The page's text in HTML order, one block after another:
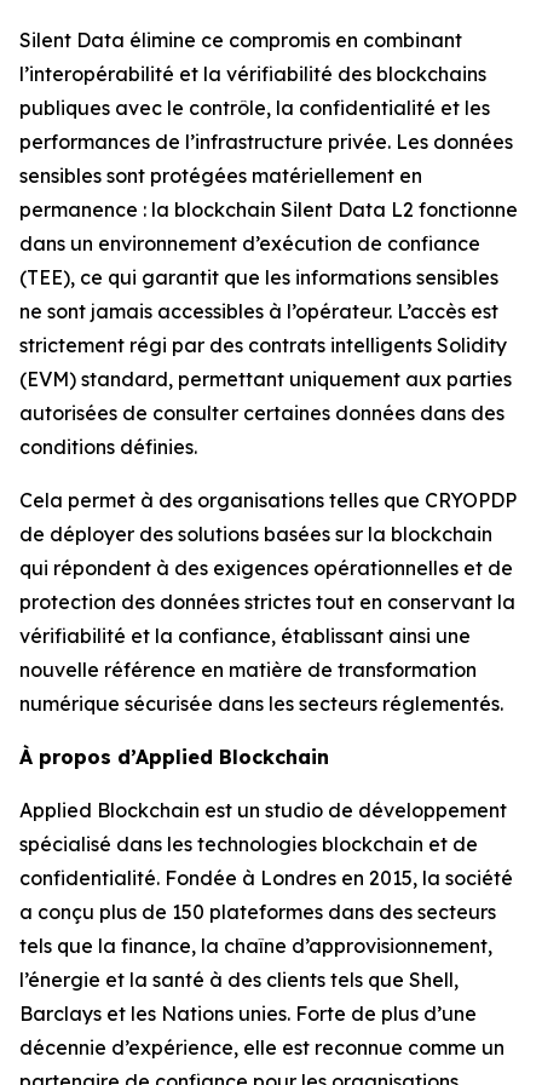
Silent Data élimine ce compromis en combinant
l’interopérabilité et la vérifiabilité des blockchains
publiques avec le contrôle, la confidentialité et les
performances de l’infrastructure privée. Les données
sensibles sont protégées matériellement en
permanence : la blockchain Silent Data L2 fonctionne
dans un environnement d’exécution de confiance
(TEE), ce qui garantit que les informations sensibles
ne sont jamais accessibles à l’opérateur. L’accès est
strictement régi par des contrats intelligents Solidity
(EVM) standard, permettant uniquement aux parties
autorisées de consulter certaines données dans des
conditions définies.
Cela permet à des organisations telles que CRYOPDP
de déployer des solutions basées sur la blockchain
qui répondent à des exigences opérationnelles et de
protection des données strictes tout en conservant la
vérifiabilité et la confiance, établissant ainsi une
nouvelle référence en matière de transformation
numérique sécurisée dans les secteurs réglementés.
À propos d’Applied Blockchain
Applied Blockchain est un studio de développement
spécialisé dans les technologies blockchain et de
confidentialité. Fondée à Londres en 2015, la société
a conçu plus de 150 plateformes dans des secteurs
tels que la finance, la chaîne d’approvisionnement,
l’énergie et la santé à des clients tels que Shell,
Barclays et les Nations unies. Forte de plus d’une
décennie d’expérience, elle est reconnue comme un